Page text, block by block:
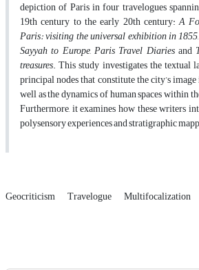
depiction of Paris in four travelogues
19th century to the early 20th century:A
Paris: visiting the universal exhibition in 1855,
Sayyah to Europe,Paris Travel Diariesand
treasures. This study investigates the textual
principal nodes that constitute the city’s
well as the dynamics of human spaces within
Furthermore, it examines how these writers
polysensory experiences and stratigraphic
Geocriticism Travelogue Multifocalization